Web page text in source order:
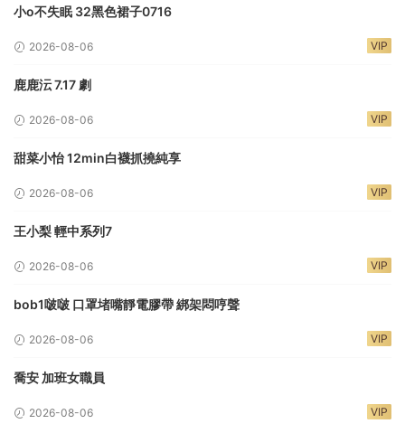
小o不失眠 32黑色裙子0716
2026-08-06 VIP
鹿鹿沄 7.17 劇
2026-08-06 VIP
甜菜小怡 12min白襪抓撓純享
2026-08-06 VIP
王小梨 輕中系列7
2026-08-06 VIP
bob1啵啵 口罩堵嘴靜電膠帶 綁架悶哼聲
2026-08-06 VIP
喬安 加班女職員
2026-08-06 VIP